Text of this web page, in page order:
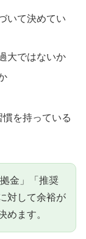
いて決めてい
大ではないか
を持っている
金」「推奨
対して余裕が
めます。